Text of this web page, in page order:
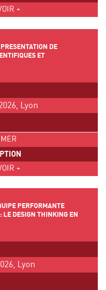
+
DE
ET
Lyon
+
PERFORMANTE
LE DESIGN THINKING EN
Lyon